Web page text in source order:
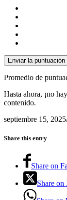
Enviar la puntuación
Promedio de
Hasta ahora, ¡no
contenido.
septiembre 15, 2025
Share this entry
Share on
Share on